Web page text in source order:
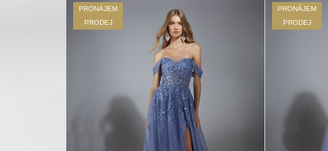
PRONÁJEM
PRODEJ
PRONÁJEM
PRODEJ